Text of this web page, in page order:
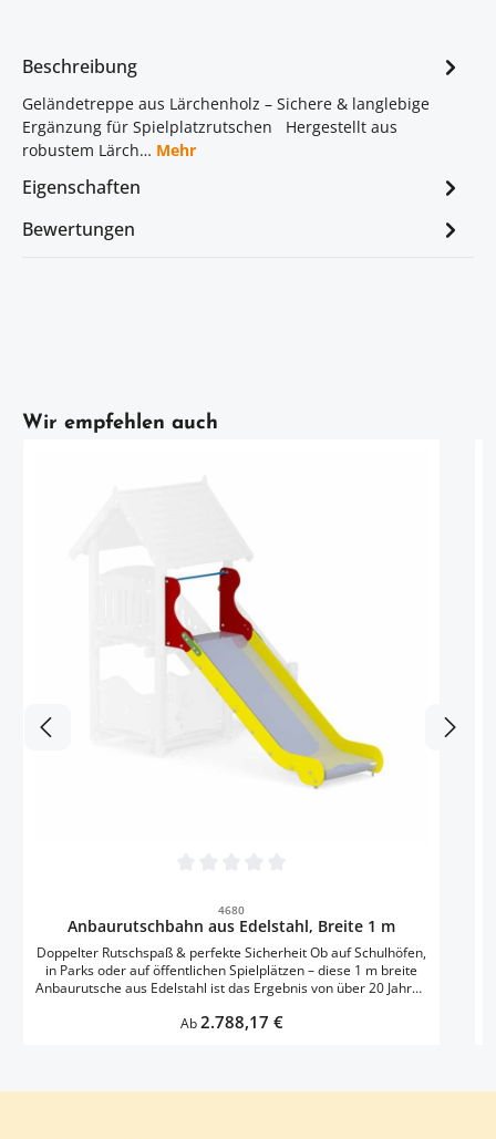
Beschreibung
Geländetreppe aus Lärchenholz – Sichere & langlebige
Ergänzung für Spielplatzrutschen Hergestellt aus
robustem Lärch… Mehr
Eigenschaften
Bewertungen
Artikelgalerie überspringen
Wir empfehlen auch
4680
Anbaurutschbahn aus Edelstahl, Breite 1 m
Doppelter Rutschspaß & perfekte Sicherheit Ob auf Schulhöfen,
in Parks oder auf öffentlichen Spielplätzen – diese 1 m breite
Anbaurutsche aus Edelstahl ist das Ergebnis von über 20 Jahren
Spielgeräte. Die extra breite Rutschfläche sorgt für
herkömmlichen Rutschen vereint dieses Modell 1,5 mm starken
Regulärer Preis:
Ab2.788,17 €